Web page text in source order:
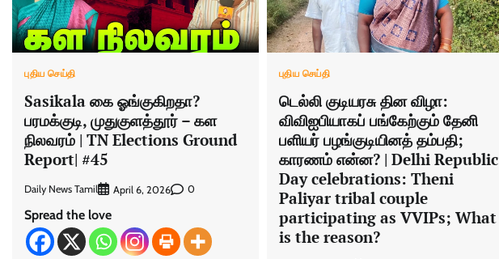
புதிய செய்தி
Sasikala கை ஓங்குகிறதா?
பரமக்குடி, முதுகுளத்தூர் – கள
நிலவரம் | TN Elections Ground
Report| #45
Daily News Tamil April 6, 2026 0
Spread the love
புதிய செய்தி
டெல்லி குடியரசு தின விழா:
விவிஐபியாகப் பங்கேற்கும் தேனி
பளியர் பழங்குடியினத் தம்பதி;
காரணம் என்ன? | Delhi Republic
Day celebrations: Theni
Paliyar tribal couple
participating as VVIPs; What
is the reason?